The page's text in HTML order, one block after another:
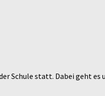
Schule statt. Dabei geht